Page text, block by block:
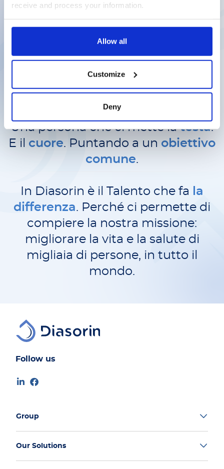
receive and process your information.
Allow all
Customize
Deny
innovatore
ispirazione. Unvisionario, capace
di trasformare un problema in
un’opportunità.
Una persona che ci mette latesta.
E il cuore. Puntando a un obiettivo
comune.
In Diasorin è il Talento che fa
la
differenza. Perché ci permette di
compiere la nostra missione:
migliorare la vita e la salute di
migliaia di persone, in tutto il
mondo.
Follow us
Group
Our Solutions